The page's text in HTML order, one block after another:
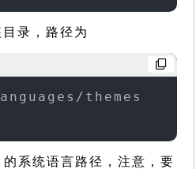
录，路径为
themes
系统语言路径，注意，要